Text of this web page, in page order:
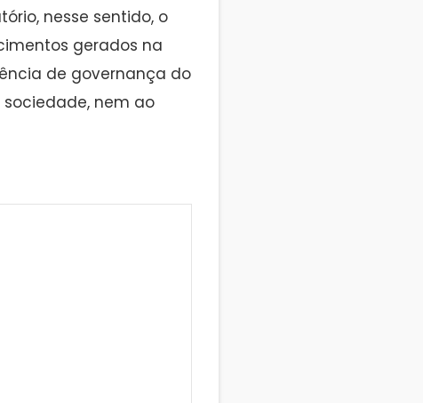
nesse sentido, o
gerados na
de governança do
nem ao